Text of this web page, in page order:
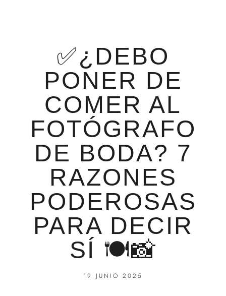
✅¿DEBO
PONER DE
COMER AL
FOTÓGRAFO
DE BODA? 7
RAZONES
PODEROSAS
PARA DECIR
SÍ 🍽️📸
19 JUNIO 2025